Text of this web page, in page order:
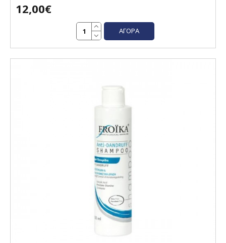
12,00€
ΑΓΟΡΆ